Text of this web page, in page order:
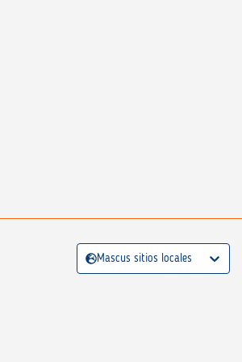
Mascus sitios locales